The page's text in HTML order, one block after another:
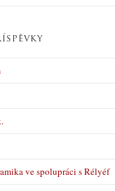
ve spolupráci s Rélyéf